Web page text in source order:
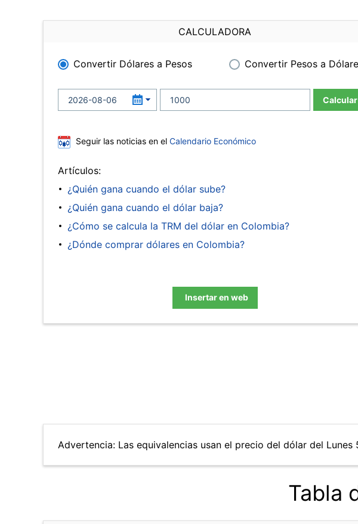
CALCULADORA
Convertir Dólares a Pesos Convertir Pesos a
Calcular
Seguir las noticias en el Calendario Económico
Artículos:
¿Quién gana cuando el dólar sube?
¿Quién gana cuando el dólar baja?
¿Cómo se calcula la TRM del dólar en Colombia?
¿Dónde comprar dólares en Colombia?
Insertar en web
Advertencia: Las equivalencias usan el precio del dólar del
Tabla